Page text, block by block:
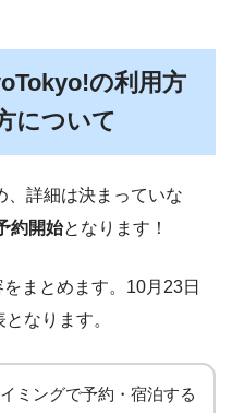
の利用方
について
、詳細は決まっていな
約開始となります！
まとめます。10月23日
なります。
ミングで予約・宿泊する